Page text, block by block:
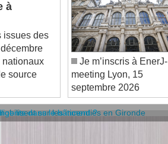
des
source
Je m’inscris à EnerJ-
meeting Lyon, 15
septembre 2026
sur les incendies en Gironde
dans le bâtiment ?